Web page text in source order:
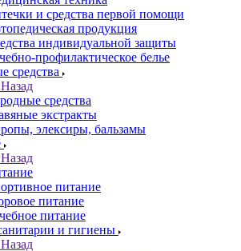
и средства первой помощи
продукция
индивидуальной защиты
профилактическое белье
средства
Назад
средства
экстракты
элексиры, бальзамы
Назад
питание
питание
питание
и гигиены
Назад